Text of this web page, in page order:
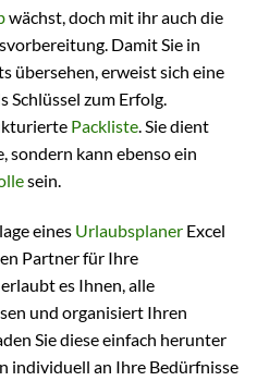
wächst, doch mit ihr auch die
Damit Sie in
übersehen, erweist sich eine
Schlüssel zum Erfolg.
Packliste. Sie dient
sondern kann ebenso ein
sein.
eines Urlaubsplaner Excel
Partner für Ihre
es Ihnen, alle
und organisiert Ihren
Sie diese einfach herunter
individuell an Ihre Bedürfnisse